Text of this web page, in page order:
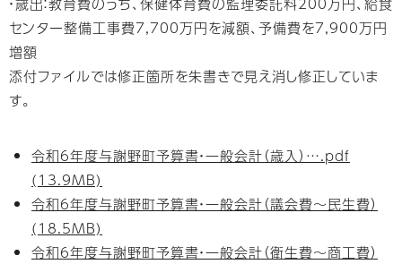
センター整備工事費7,700万円を減額、予備費を7,900万円
増額
添付ファイルでは修正箇所を朱書きで見え消し修正していま
す。
令和6年度与謝野町予算書・一般会計（歳入）….pdf
(13.9MB)
令和6年度与謝野町予算書・一般会計（議会費～民生費）
(18.5MB)
令和6年度与謝野町予算書・一般会計（衛生費～商工費）